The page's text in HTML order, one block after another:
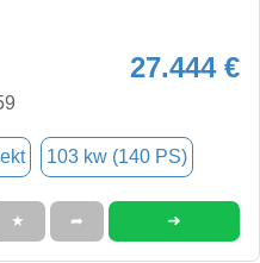
27.444 €
103 kw (140 PS)
★ ➦ ➜